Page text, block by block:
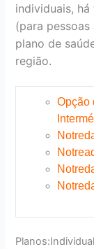
individuais,
(para
plano de
região.
Opção